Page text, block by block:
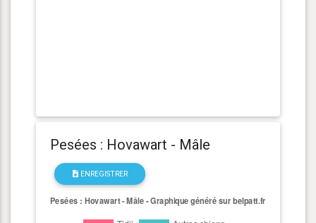
Pesées : Hovawart - Mâle
ENREGISTRER